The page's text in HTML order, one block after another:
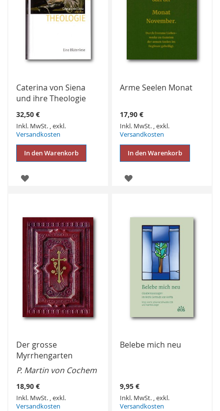
Caterina von Siena
und ihre Theologie
32,50 €
Inkl. MwSt. ,exkl.
Versandkosten
In den Warenkorb
ZUR
Arme Seelen Monat
17,90 €
Inkl. MwSt. ,exkl.
Versandkosten
In den Warenkorb
ZUR
Der grosse
Myrrhengarten
P. Martin von Cochem
18,90 €
Inkl. MwSt. ,exkl.
Versandkosten
Belebe mich neu
9,95 €
Inkl. MwSt. ,exkl.
Versandkosten